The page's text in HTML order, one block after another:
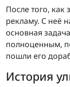
После того, как
рекламу. С неё
основная
полноценным,
пошли его
История